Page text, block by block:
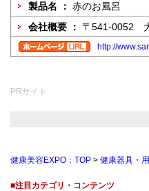
製品名 ： 赤のお風呂
会社概要 ： 〒541-0052
http://
PRサイト
健康美容EXPO：TOP > 健康器具・
■注目カテゴリ・コンテンツ